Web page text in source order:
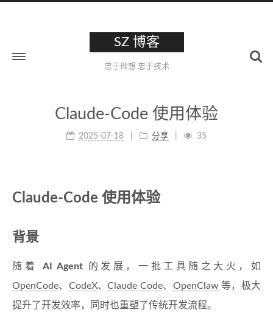
SZ 博客
忠于理想 忠于技术
Claude-Code 使用体验
2025-07-18 分享 35
Claude-Code 使用体验
背景
随着 AI Agent 的发展，一批工具随之大火，如
OpenCode、 CodeX、Claude Code、 OpenClaw 等，极大
提升了开发效率，同时也重塑了传统开发流程。